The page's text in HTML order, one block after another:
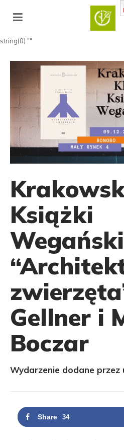
string(0) ""
Książki
Gellner i
Boczar
Wydarzenie dodane przez
Share 34